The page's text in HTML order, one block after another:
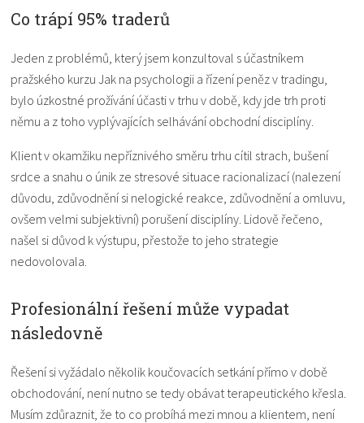
Co trápí 95% traderů
Jeden z problémů, který jsem konzultoval s účastníkem
pražského kurzu Jak na psychologii a řízení peněz v tradingu,
bylo úzkostné prožívání účasti v trhu v době, kdy jde trh proti
němu a z toho vyplývajících selhávání obchodní disciplíny.
Klient v okamžiku nepříznivého směru trhu cítil strach, bušení
srdce a snahu o únik ze stresové situace racionalizací (nalezení
důvodu, zdůvodnění si nelogické reakce, zdůvodnění a omluvu,
ovšem velmi subjektivní) porušení disciplíny. Lidově řečeno,
našel si důvod k výstupu, přestože to jeho strategie
nedovolovala.
Profesionální řešení může vypadat
následovně
Řešení si vyžádalo několik koučovacích setkání přímo v době
obchodování, není nutno se tedy obávat terapeutického křesla.
Musím zdůraznit, že to co probíhá mezi mnou a klientem, není